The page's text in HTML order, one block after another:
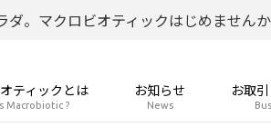
ダ。マクロビオティックはじめません
ティックとは
Macrobiotic ?
お知らせ
News
お取